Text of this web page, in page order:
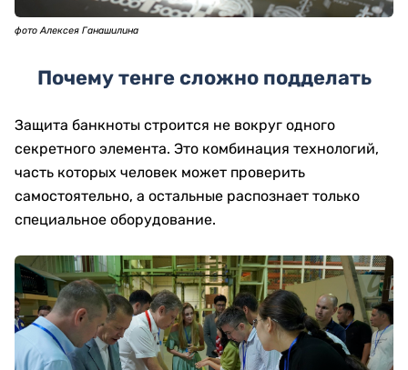
фото Алексея Ганашилина
Почему тенге сложно подделать
Защита банкноты строится не вокруг одного
секретного элемента. Это комбинация технологий,
часть которых человек может проверить
самостоятельно, а остальные распознает только
специальное оборудование.